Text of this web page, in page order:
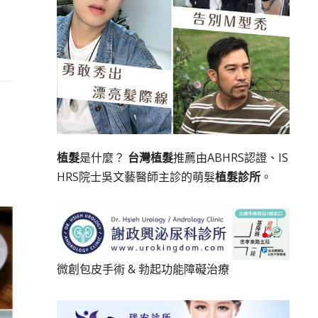
植髮是什麼？ 台灣植髮推薦由ABHRS認證、IS
HRS院士吳文藝醫師主診的萌髮植髮診所。
微創包皮手術&勃起功能障礙治療